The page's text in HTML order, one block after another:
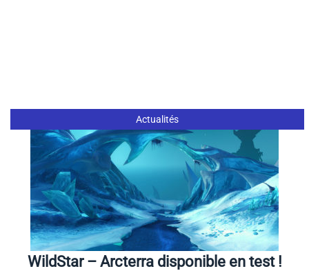
Actualités
WildStar – Arcterra disponible en test !